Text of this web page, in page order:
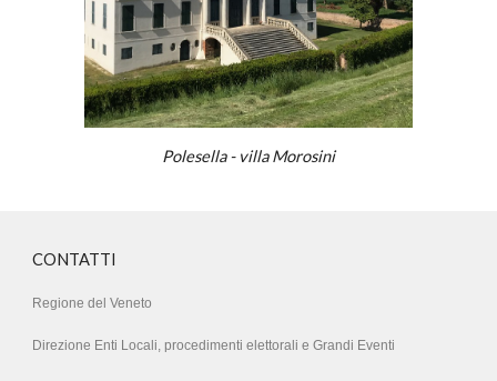
Polesella - villa Morosini
CONTATTI
Regione del Veneto
Direzione Enti Locali, procedimenti elettorali e Grandi Eventi